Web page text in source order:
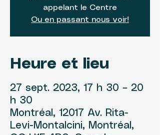
appelant le Centre
Ou en passant nous voir!
Heure et lieu
27 sept. 2023, 17 h 30 – 20
h 30
Montréal, 12017 Av. Rita-
Levi-Montalcini, Montréal,